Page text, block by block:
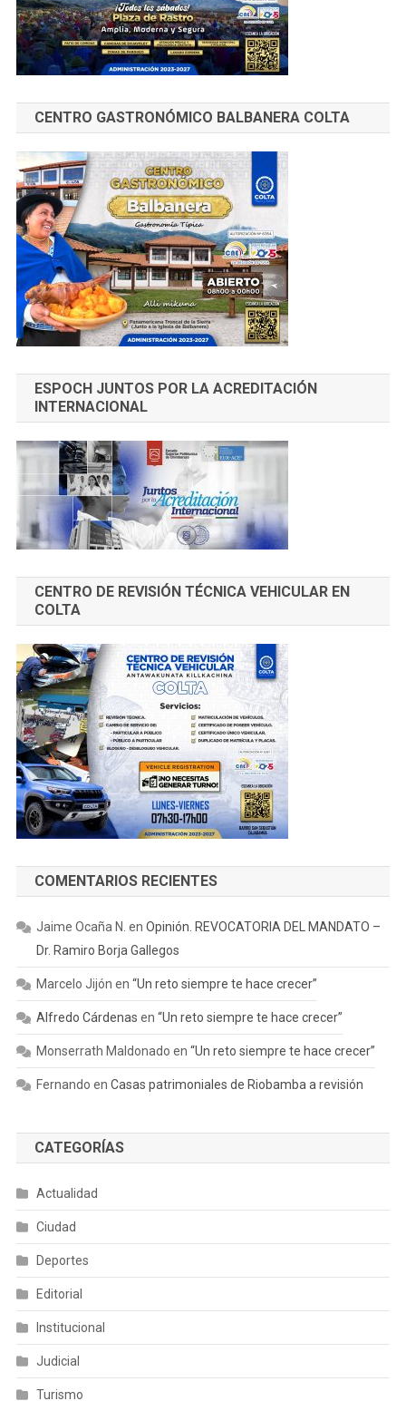
CENTRO GASTRONÓMICO BALBANERA COLTA
ESPOCH JUNTOS POR LA ACREDITACIÓN
INTERNACIONAL
CENTRO DE REVISIÓN TÉCNICA VEHICULAR EN
COLTA
COMENTARIOS RECIENTES
Jaime Ocaña N. en Opinión. REVOCATORIA DEL MANDATO –
Dr. Ramiro Borja Gallegos
Marcelo Jijón en “Un reto siempre te hace crecer”
Alfredo Cárdenas en “Un reto siempre te hace crecer”
Monserrath Maldonado en “Un reto siempre te hace crecer”
Fernando en Casas patrimoniales de Riobamba a revisión
CATEGORÍAS
Actualidad
Ciudad
Deportes
Editorial
Institucional
Judicial
Turismo